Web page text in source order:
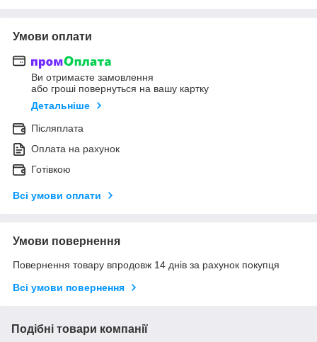
Умови оплати
Ви отримаєте замовлення
або гроші повернуться на вашу картку
Детальніше
Післяплата
Оплата на рахунок
Готівкою
Всі умови оплати
Умови повернення
Повернення товару впродовж 14 днів за рахунок покупця
Всі умови повернення
Подібні товари компанії